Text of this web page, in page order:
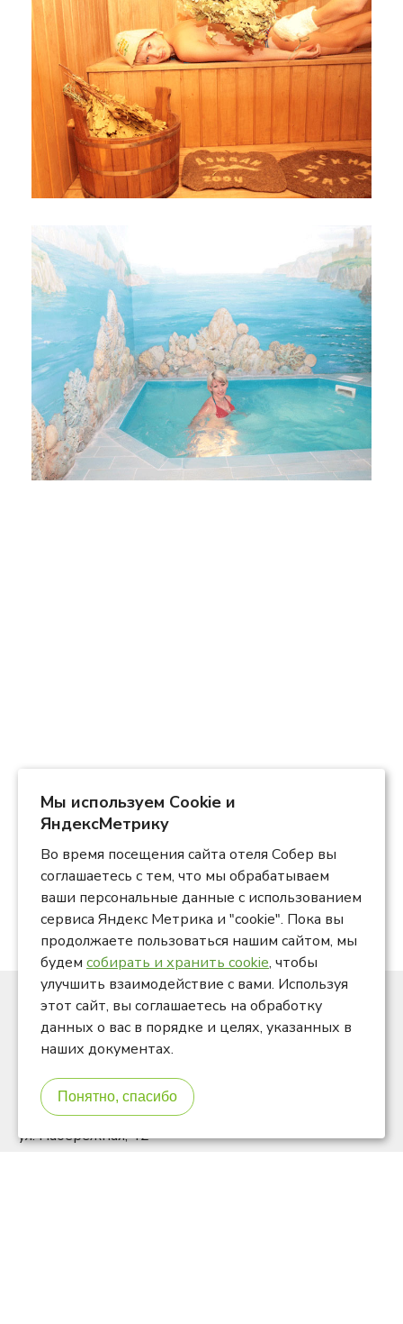
Мы используем Сookie и
ЯндексМетрику
Во время посещения сайта отеля Собер вы
соглашаетесь с тем, что мы обрабатываем
ваши персональные данные с использованием
сервиса Яндекс Метрика и "cookie". Пока вы
продолжаете пользоваться нашим сайтом, мы
будем собирать и хранить cookie, чтобы
улучшить взаимодействие с вами. Используя
этот сайт, вы соглашаетесь на обработку
данных о вас в порядке и целях, указанных в
наших документах.
Понятно, спасибо
Краснодарский край, Северский район, ст. Убинская,
ул. Набережная, 42